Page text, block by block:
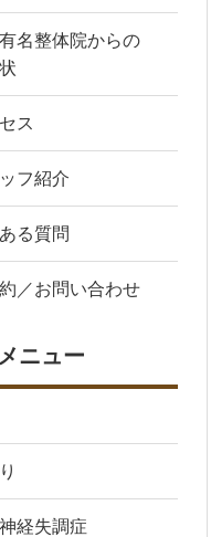
名整体院からの
ス
フ紹介
る質問
／お問い合わせ
ニュー
経失調症